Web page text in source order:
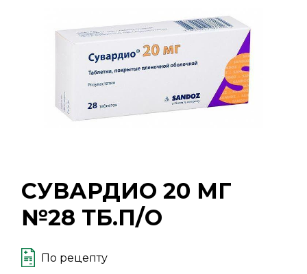
СУВАРДИО 20 МГ
№28 ТБ.П/О
По рецепту